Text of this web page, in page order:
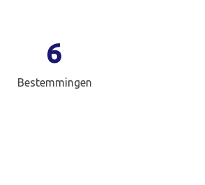
6
Bestemmingen